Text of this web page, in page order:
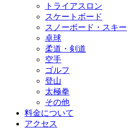
トライアスロン
スケートボード
スノーボード・スキー
卓球
柔道・剣道
空手
ゴルフ
登山
太極拳
その他
料金について
アクセス